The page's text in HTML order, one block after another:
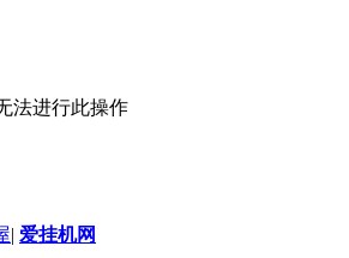
法进行此操作
| 爱挂机网